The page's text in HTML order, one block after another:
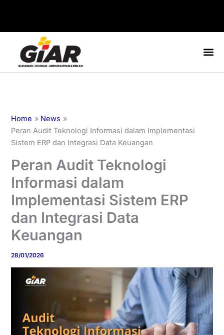
Home
News
Peran Audit Teknologi Informasi dalam Implementasi
Sistem ERP dan Integrasi Data Keuangan
Peran Audit Teknologi
Informasi dalam
Implementasi Sistem ERP
dan Integrasi Data
Keuangan
28/01/2026